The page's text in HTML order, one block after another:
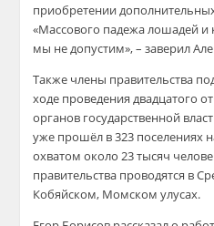
приобретении
«Массового падежа лошадей и
мы не допустим», – заверил
Также члены правительства
ходе проведения двадцатого
органов государственной
уже прошёл в 323 поселениях
охватом около 23 тысяч
правительства проводятся в
Кобяйском, Момском улусах.